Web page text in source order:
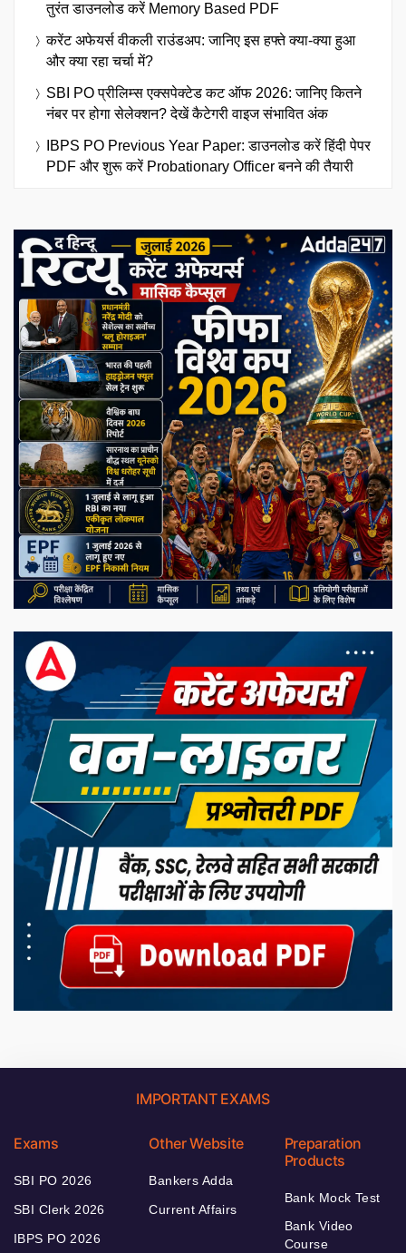
तुरंत डाउनलोड करें Memory Based PDF
करेंट अफेयर्स वीकली राउंडअप: जानिए इस हफ्ते क्या-क्या हुआ
और क्या रहा चर्चा में?
SBI PO प्रीलिम्स एक्सपेक्टेड कट ऑफ 2026: जानिए कितने
नंबर पर होगा सेलेक्शन? देखें कैटेगरी वाइज संभावित अंक
IBPS PO Previous Year Paper: डाउनलोड करें हिंदी पेपर
PDF और शुरू करें Probationary Officer बनने की तैयारी
IMPORTANT EXAMS
Exams
SBI PO 2026
SBI Clerk 2026
IBPS PO 2026
Other Website
Bankers Adda
Current Affairs
Preparation
Products
Bank Mock Test
Bank Video
Course